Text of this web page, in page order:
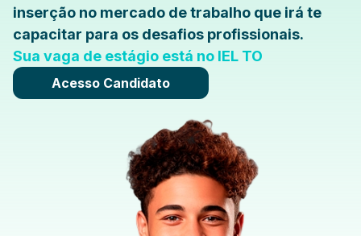
inserção no mercado de trabalho que irá te
capacitar para os desafios profissionais.
Sua vaga de estágio está no IEL TO
Acesso Candidato